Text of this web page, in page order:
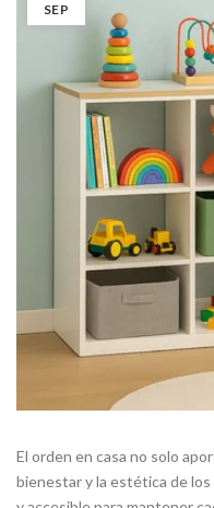
SEP
El orden en casa no solo
bienestar y la estética de